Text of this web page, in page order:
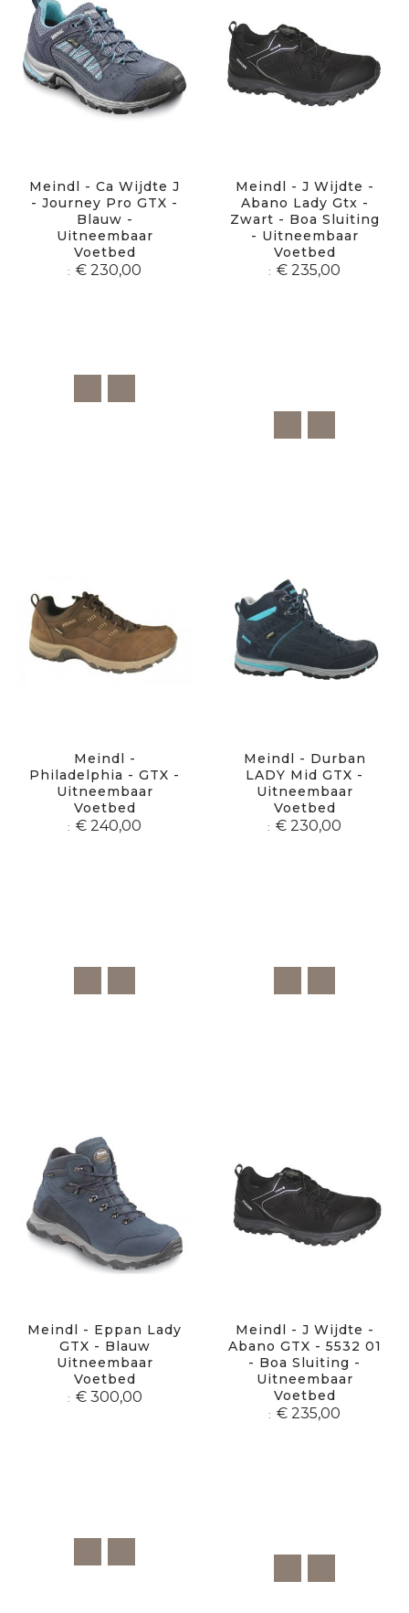
Meindl - Ca Wijdte J
- Journey Pro GTX -
Blauw -
Uitneembaar
Voetbed
€ 230,00
Meindl - J Wijdte -
Abano Lady Gtx -
Zwart - Boa Sluiting
- Uitneembaar
Voetbed
€ 235,00
Meindl -
Philadelphia - GTX -
Uitneembaar
Voetbed
€ 240,00
Meindl - Durban
LADY Mid GTX -
Uitneembaar
Voetbed
€ 230,00
Meindl - Eppan Lady
GTX - Blauw
Uitneembaar
Voetbed
€ 300,00
Meindl - J Wijdte -
Abano GTX - 5532 01
- Boa Sluiting -
Uitneembaar
Voetbed
€ 235,00